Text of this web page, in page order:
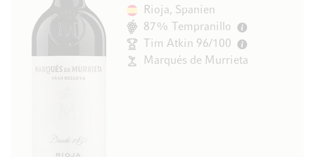
Rioja, Spanien
87% Tempranillo
Tim Atkin 96/100
Marqués de Murrieta